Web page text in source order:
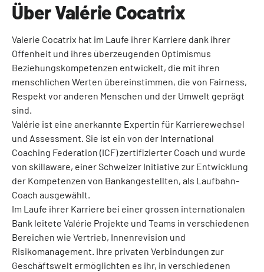
Über Valérie Cocatrix
Valerie Cocatrix hat im Laufe ihrer Karriere dank ihrer
Offenheit und ihres überzeugenden Optimismus
Beziehungskompetenzen entwickelt, die mit ihren
menschlichen Werten übereinstimmen, die von Fairness,
Respekt vor anderen Menschen und der Umwelt geprägt
sind.
Valérie ist eine anerkannte Expertin für Karrierewechsel
und Assessment. Sie ist ein von der International
Coaching Federation (ICF) zertifizierter Coach und wurde
von skillaware, einer Schweizer Initiative zur Entwicklung
der Kompetenzen von Bankangestellten, als Laufbahn-
Coach ausgewählt.
Im Laufe ihrer Karriere bei einer grossen internationalen
Bank leitete Valérie Projekte und Teams in verschiedenen
Bereichen wie Vertrieb, Innenrevision und
Risikomanagement. Ihre privaten Verbindungen zur
Geschäftswelt ermöglichten es ihr, in verschiedenen